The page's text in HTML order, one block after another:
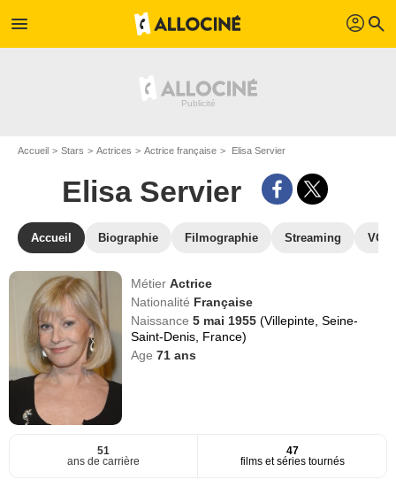
menu profil search
Accueil Stars Actrices Actrice française Elisa Servier
Elisa Servier
Accueil Biographie Filmographie Streaming
MétierActrice
Nationalité Française
Naissance5 mai 1955(Villepinte, Seine-
Saint-Denis, France)
Age71 ans
51
ans de carrière
47
films et séries tournés